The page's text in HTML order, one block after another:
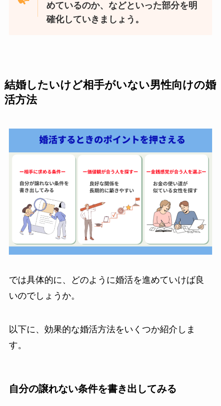
めているのか、などといった部分を明
確化していきましょう。
結婚したいけど相手がいない男性向けの婚
活方法
では具体的に、どのように婚活を進めていけば良
いのでしょうか。
以下に、効果的な婚活方法をいくつか紹介しま
す。
自分の譲れない条件を書き出してみる